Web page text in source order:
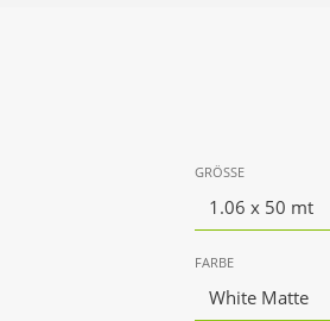
GRÖSSE
1.06 x 50 mt
FARBE
White Matte